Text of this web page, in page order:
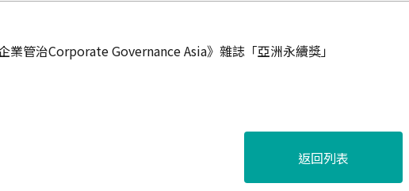
業管治Corporate Governance Asia》雜誌「亞洲永續獎」
返回列表